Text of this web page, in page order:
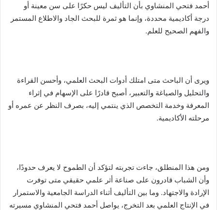
أحمد فتحي المنشاوي بأن التأليف ليس حكرًا على سن معينة أو
درجة أكاديمية محددة، وإنما هو ثمرة للبحث الجاد والاطلاع المستمر
والفهم الصحيح للعلم.
ويرى أن الباحث متى امتلك أدوات البحث العلمي، وأحسن القراءة
والتحليل والصياغة والتعبير، أصبح قادرًا على الإسهام في إثراء
المعرفة وخدمة التخصص الذي ينتمي إليه، بصرف النظر عن عمره أو
مرحلته الأكاديمية.
ومن هذا المنطلق، جاءت تجربته لتؤكد أن الطموح لا يعرف حدودًا،
وأن الشباب قادرون على صناعة أثر علمي حقيقي متى توفرت
الإرادة والاجتهاد. وما بين التأليف أثناء الدراسة الجامعية والاستمرار
في الإنتاج العلمي بعد التخرج، يواصل أحمد فتحي المنشاوي مسيرته